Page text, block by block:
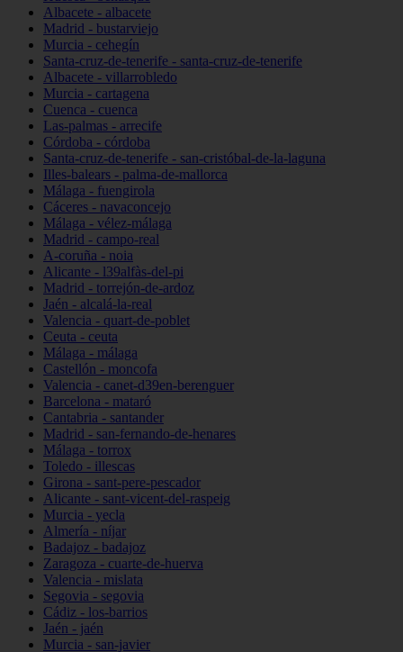
Albacete - albacete
Madrid - bustarviejo
Murcia - cehegín
Santa-cruz-de-tenerife - santa-cruz-de-tenerife
Albacete - villarrobledo
Murcia - cartagena
Cuenca - cuenca
Las-palmas - arrecife
Córdoba - córdoba
Santa-cruz-de-tenerife - san-cristóbal-de-la-laguna
Illes-balears - palma-de-mallorca
Málaga - fuengirola
Cáceres - navaconcejo
Málaga - vélez-málaga
Madrid - campo-real
A-coruña - noia
Alicante - l39alfàs-del-pi
Madrid - torrejón-de-ardoz
Jaén - alcalá-la-real
Valencia - quart-de-poblet
Ceuta - ceuta
Málaga - málaga
Castellón - moncofa
Valencia - canet-d39en-berenguer
Barcelona - mataró
Cantabria - santander
Madrid - san-fernando-de-henares
Málaga - torrox
Toledo - illescas
Girona - sant-pere-pescador
Alicante - sant-vicent-del-raspeig
Murcia - yecla
Almería - níjar
Badajoz - badajoz
Zaragoza - cuarte-de-huerva
Valencia - mislata
Segovia - segovia
Cádiz - los-barrios
Jaén - jaén
Murcia - san-javier